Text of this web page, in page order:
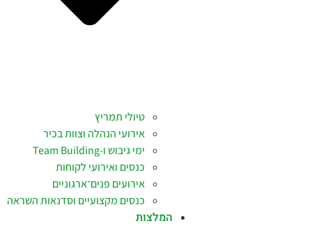
טיולי תמריץ
אירועי הנהלה וצוות בכיר
ימי גיבוש ו-Team Building
כנסים ואירועי לקוחות
אירועים פנים־ארגוניים
כנסים מקצועיים וסדנאות השראה
המלצות